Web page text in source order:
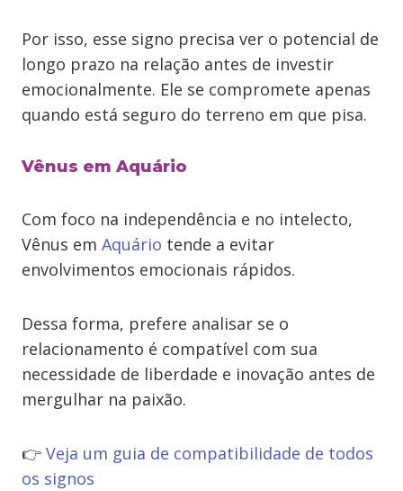
Por isso, esse signo precisa ver o potencial de
longo prazo na relação antes de investir
emocionalmente. Ele se compromete apenas
quando está seguro do terreno em que pisa.
Vênus em Aquário
Com foco na independência e no intelecto,
Vênus em Aquário tende a evitar
envolvimentos emocionais rápidos.
Dessa forma, prefere analisar se o
relacionamento é compatível com sua
necessidade de liberdade e inovação antes de
mergulhar na paixão.
👉 Veja um guia de compatibilidade de todos
os signos